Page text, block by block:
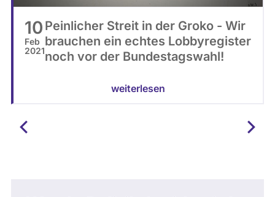
0
10
Feb
2021
Peinlicher Streit in der Groko - Wir
brauchen ein echtes Lobbyregister
noch vor der Bundestagswahl!
weiterlesen